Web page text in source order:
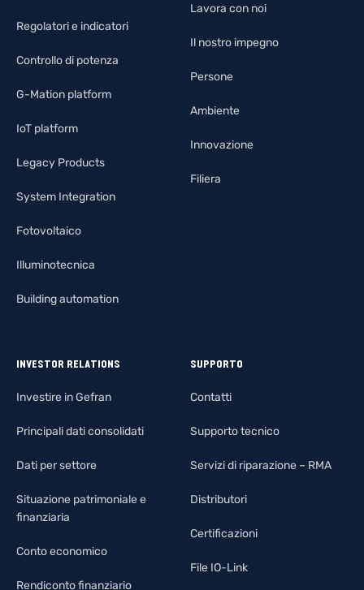
Regolatori e indicatori
Controllo di potenza
G-Mation platform
IoT platform
Legacy Products
System Integration
Fotovoltaico
Illuminotecnica
Building automation
Lavora con noi
Il nostro impegno
Persone
Ambiente
Innovazione
Filiera
INVESTOR RELATIONS
Investire in Gefran
Principali dati consolidati
Dati per settore
Situazione patrimoniale e
finanziaria
Conto economico
Rendiconto finanziario
SUPPORTO
Contatti
Supporto tecnico
Servizi di riparazione – RMA
Distributori
Certificazioni
File IO-Link